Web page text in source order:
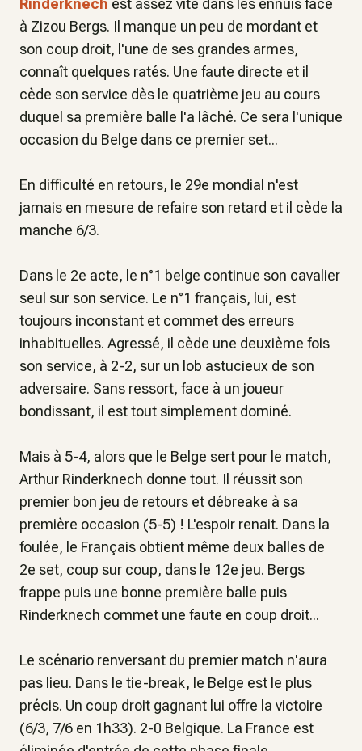
Rinderknech est assez vite dans les ennuis face
à Zizou Bergs. Il manque un peu de mordant et
son coup droit, l'une de ses grandes armes,
connaît quelques ratés. Une faute directe et il
cède son service dès le quatrième jeu au cours
duquel sa première balle l'a lâché. Ce sera l'unique
occasion du Belge dans ce premier set...
En difficulté en retours, le 29e mondial n'est
jamais en mesure de refaire son retard et il cède la
manche 6/3.
Dans le 2e acte, le n°1 belge continue son cavalier
seul sur son service. Le n°1 français, lui, est
toujours inconstant et commet des erreurs
inhabituelles. Agressé, il cède une deuxième fois
son service, à 2-2, sur un lob astucieux de son
adversaire. Sans ressort, face à un joueur
bondissant, il est tout simplement dominé.
Mais à 5-4, alors que le Belge sert pour le match,
Arthur Rinderknech donne tout. Il réussit son
premier bon jeu de retours et débreake à sa
première occasion (5-5) ! L'espoir renait. Dans la
foulée, le Français obtient même deux balles de
2e set, coup sur coup, dans le 12e jeu. Bergs
frappe puis une bonne première balle puis
Rinderknech commet une faute en coup droit...
Le scénario renversant du premier match n'aura
pas lieu. Dans le tie-break, le Belge est le plus
précis. Un coup droit gagnant lui offre la victoire
(6/3, 7/6 en 1h33). 2-0 Belgique. La France est